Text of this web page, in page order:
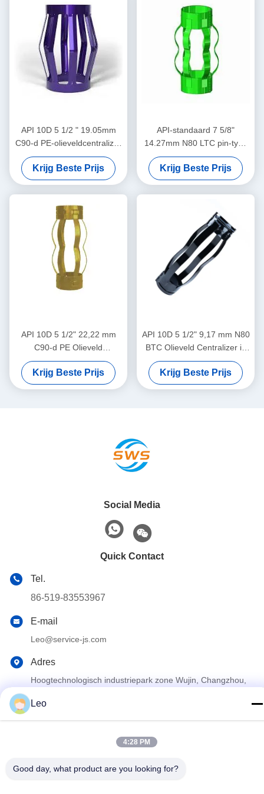
API 10D 5 1/2 " 19.05mm
C90-d PE-olieveldcentralizer
in olie- en gasbedrijven
Krijg Beste Prijs
API-standaard 7 5/8"
14.27mm N80 LTC pin-type
centralisator voor het
beperken van de
verplaatsing van de
casingcentralizer in olie- en
Krijg Beste Prijs
API 10D 5 1/2" 22,22 mm
C90-d PE Olieveld
Centralizer in Olie & Gas
Operaties
Krijg Beste Prijs
API 10D 5 1/2" 9,17 mm N80
BTC Olieveld Centralizer in
Olie & Gas Operaties
Krijg Beste Prijs
Social Media
Quick Contact
Tel.
86-519-83553967
E-mail
Leo@service-js.com
Adres
Hoogtechnologisch industriepark zone Wujin, Changzhou,
Leverancier. Copyright © 2023-2026 Jiangsu Service Petroleum
Leo
4:28 PM
Good day, what product are you looking for?